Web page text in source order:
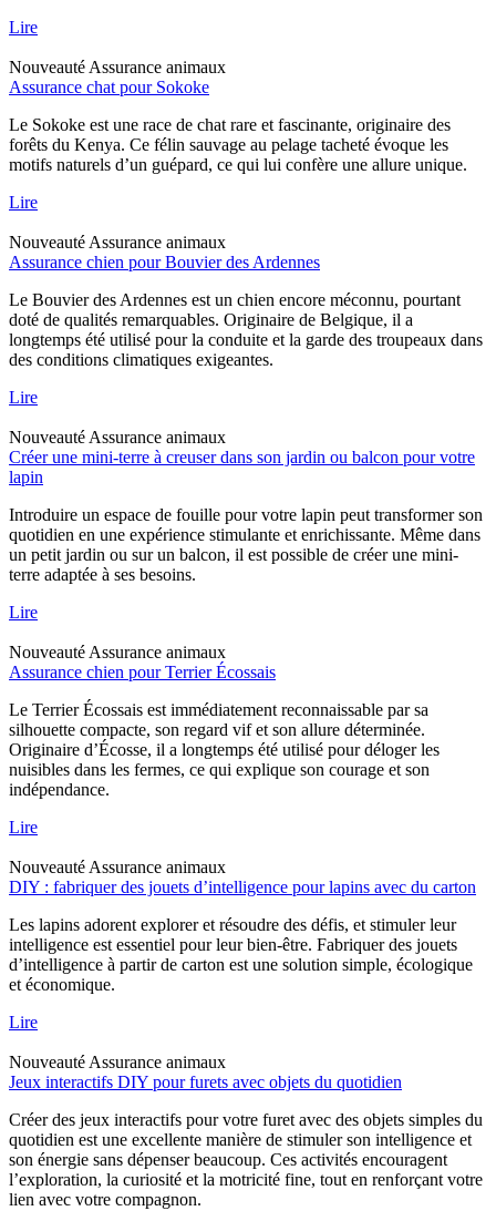
Lire
Nouveauté Assurance animaux
Assurance chat pour Sokoke
Le Sokoke est une race de chat rare et fascinante, originaire des
forêts du Kenya. Ce félin sauvage au pelage tacheté évoque les
motifs naturels d’un guépard, ce qui lui confère une allure unique.
Lire
Nouveauté Assurance animaux
Assurance chien pour Bouvier des Ardennes
Le Bouvier des Ardennes est un chien encore méconnu, pourtant
doté de qualités remarquables. Originaire de Belgique, il a
longtemps été utilisé pour la conduite et la garde des troupeaux dans
des conditions climatiques exigeantes.
Lire
Nouveauté Assurance animaux
Créer une mini-terre à creuser dans son jardin ou balcon pour votre
lapin
Introduire un espace de fouille pour votre lapin peut transformer son
quotidien en une expérience stimulante et enrichissante. Même dans
un petit jardin ou sur un balcon, il est possible de créer une mini-
terre adaptée à ses besoins.
Lire
Nouveauté Assurance animaux
Assurance chien pour Terrier Écossais
Le Terrier Écossais est immédiatement reconnaissable par sa
silhouette compacte, son regard vif et son allure déterminée.
Originaire d’Écosse, il a longtemps été utilisé pour déloger les
nuisibles dans les fermes, ce qui explique son courage et son
indépendance.
Lire
Nouveauté Assurance animaux
DIY : fabriquer des jouets d’intelligence pour lapins avec du carton
Les lapins adorent explorer et résoudre des défis, et stimuler leur
intelligence est essentiel pour leur bien-être. Fabriquer des jouets
d’intelligence à partir de carton est une solution simple, écologique
et économique.
Lire
Nouveauté Assurance animaux
Jeux interactifs DIY pour furets avec objets du quotidien
Créer des jeux interactifs pour votre furet avec des objets simples du
quotidien est une excellente manière de stimuler son intelligence et
son énergie sans dépenser beaucoup. Ces activités encouragent
l’exploration, la curiosité et la motricité fine, tout en renforçant votre
lien avec votre compagnon.